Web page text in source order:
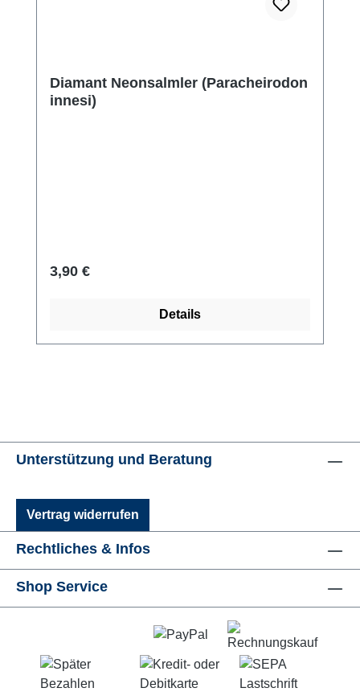
Diamant Neonsalmler (Paracheirodon
innesi)
Regulärer Preis:
3,90 €
Details
Unterstützung und Beratung
Vertrag widerrufen
Rechtliches & Infos
Shop Service